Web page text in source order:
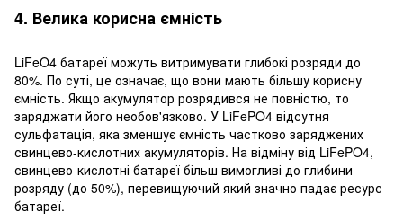
4. Велика корисна ємність
LiFeO4 батареї можуть витримувати глибокі розряди до
80%. По суті, це означає, що вони мають більшу корисну
ємність. Якщо акумулятор розрядився не повністю, то
заряджати його необов'язково. У LiFePO4 відсутня
сульфатація, яка зменшує ємність частково заряджених
свинцево-кислотних акумуляторів. На відміну від LiFePO4,
свинцево-кислотні батареї більш вимогливі до глибини
розряду (до 50%), перевищуючий який значно падає ресурс
батареї.